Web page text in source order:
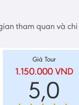
tham quan và chi
Giá Tour
1.150.000 VND
5,0